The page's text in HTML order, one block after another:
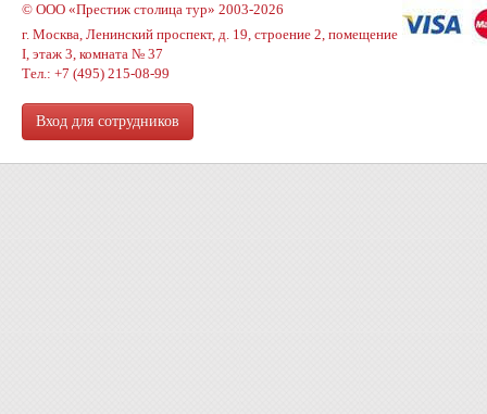
© ООО «Престиж столица тур» 2003-2026
г. Москва, Ленинский проспект, д. 19, строение 2, помещение
I, этаж 3, комната № 37
Тел.: +7 (495) 215-08-99
Вход для сотрудников